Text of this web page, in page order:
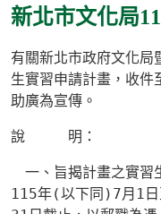
新北市文化局
有關新北市政府文化局
生實習申請計畫，收件
助廣為宣傳。
說 明：
一、旨揭計畫之實習
115年(以下同 )7月 1